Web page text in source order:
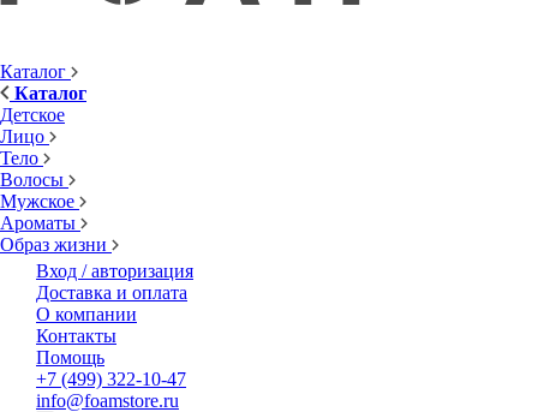
Каталог
Каталог
Детское
Лицо
Тело
Волосы
Мужское
Ароматы
Образ жизни
Вход / авторизация
Доставка и оплата
О компании
Контакты
Помощь
+7 (499) 322-10-47
info@foamstore.ru